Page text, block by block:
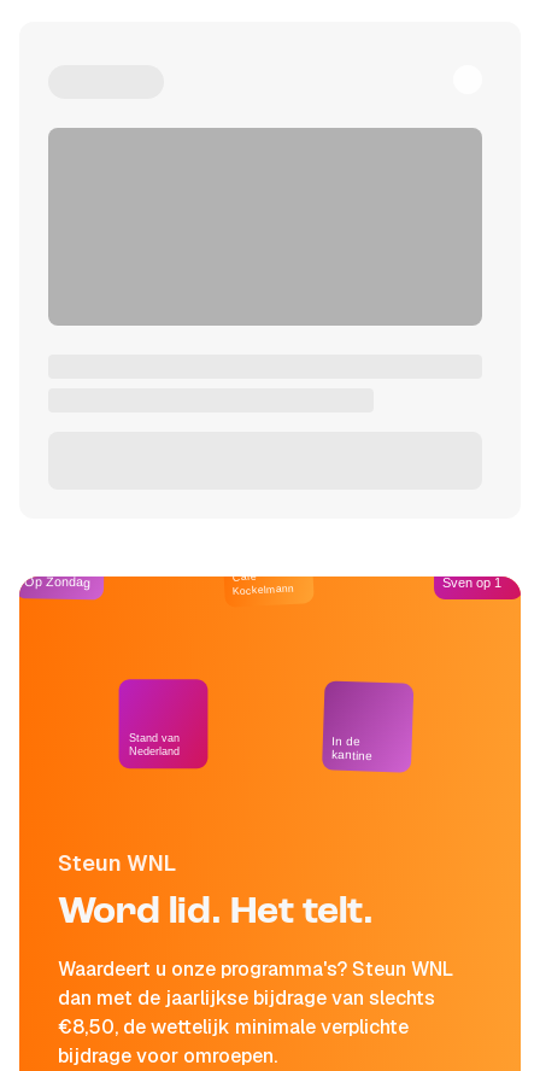
Steun WNL
Word lid. Het telt.
Waardeert u onze programma's? Steun WNL
dan met de jaarlijkse bijdrage van slechts
€8,50, de wettelijk minimale verplichte
bijdrage voor omroepen.
Op Zondag
Stand van
Nederland
Café
Kockelmann
In de
kantine
Sven op 1